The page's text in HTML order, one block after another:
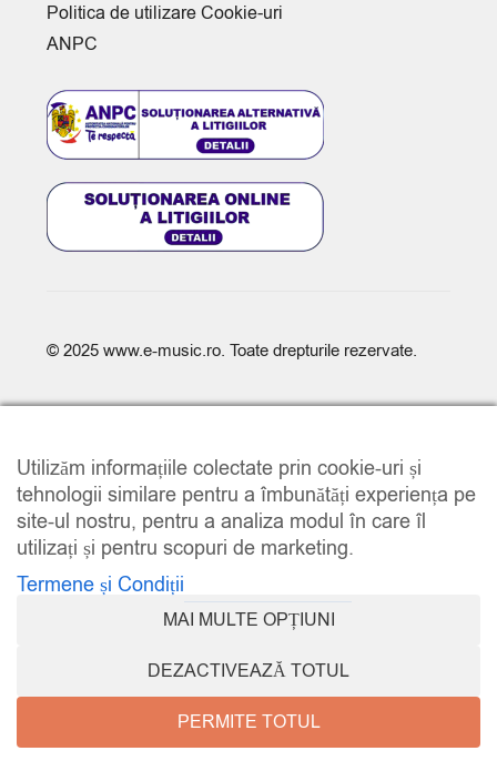
Politica de utilizare Cookie-uri
ANPC
© 2025 www.e-music.ro. Toate drepturile rezervate.
Utilizăm informațiile colectate prin cookie-uri și
tehnologii similare pentru a îmbunătăți experiența pe
site-ul nostru, pentru a analiza modul în care îl
utilizați și pentru scopuri de marketing.
Termene și Condiții
MAI MULTE OPȚIUNI
DEZACTIVEAZĂ TOTUL
PERMITE TOTUL
COMPARE (0)
COMPARE
REMOVE ALL PRODUCTS